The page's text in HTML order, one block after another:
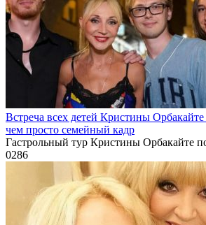
Встреча всех детей Кристины
чем просто семейный кадр
Гастрольный тур Кристины Орбакайте
0286